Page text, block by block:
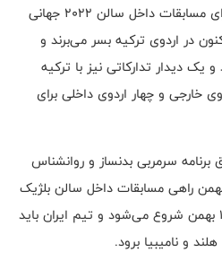
داشت: تیم ملی هاکی مردان برای مسابقات داخل سالن ۲۰۲۲ جهانی
در اردوی ترکیه بسر می‌برند و
یک دیدار تدارکاتی نیز با ترکیه
خواهند کرد. تاکنون ۲ اردوی خارجی و چهار اردوی داخلی برای
برنامه سرمربی بدنساز و روانشناس
راهی مسابقات داخل سالن بلژیک
خواهند شد. این مسابقات از ۱۳ بهمن شروع می‌شود و تیم ایران باید
و نامیبیا برود.